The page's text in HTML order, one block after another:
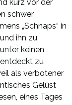
kurz vor der
schwer
„Schnaps“ in
ihn zu
keinen
zu
als verbotener
Gelüst
eines Tages